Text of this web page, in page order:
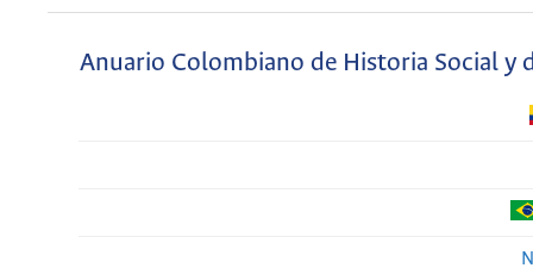
Anuario Colombiano de Historia Social y